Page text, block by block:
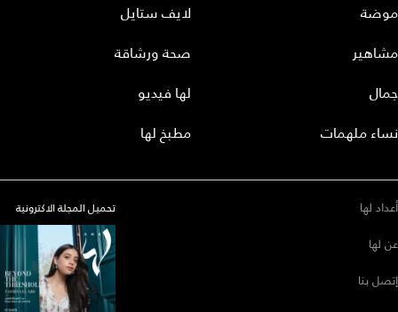
موضة
مشاهير
جمال
نساء ملهمات
لايف ستايل
صحة ورشاقة
لها فيديو
مطبخ لها
أعداد لها
عن لها
إتصل بنا
تحميل المجلة الاكترونية